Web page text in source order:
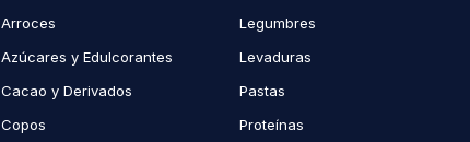
Arroces
Azúcares y Edulcorantes
Cacao y Derivados
Copos
Legumbres
Levaduras
Pastas
Proteínas